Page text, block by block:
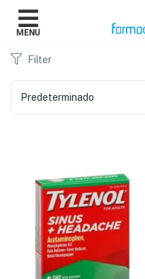
y Belleza )
Bebes )
MENU
Filter
Predeterminado